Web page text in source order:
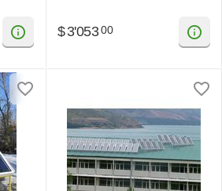
$3'053 00